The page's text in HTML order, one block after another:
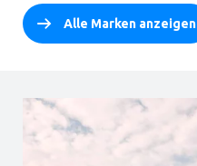
Alle Marken anzeigen